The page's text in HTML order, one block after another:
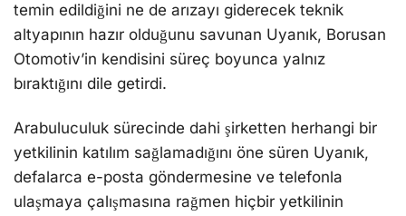
temin edildiğini ne de arızayı giderecek teknik
altyapının hazır olduğunu savunan Uyanık, Borusan
Otomotiv’in kendisini süreç boyunca yalnız
bıraktığını dile getirdi.
Arabuluculuk sürecinde dahi şirketten herhangi bir
yetkilinin katılım sağlamadığını öne süren Uyanık,
defalarca e-posta göndermesine ve telefonla
ulaşmaya çalışmasına rağmen hiçbir yetkilinin